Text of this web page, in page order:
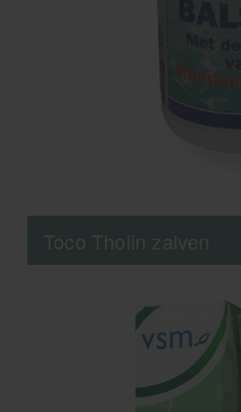
Toco Tholin zalven